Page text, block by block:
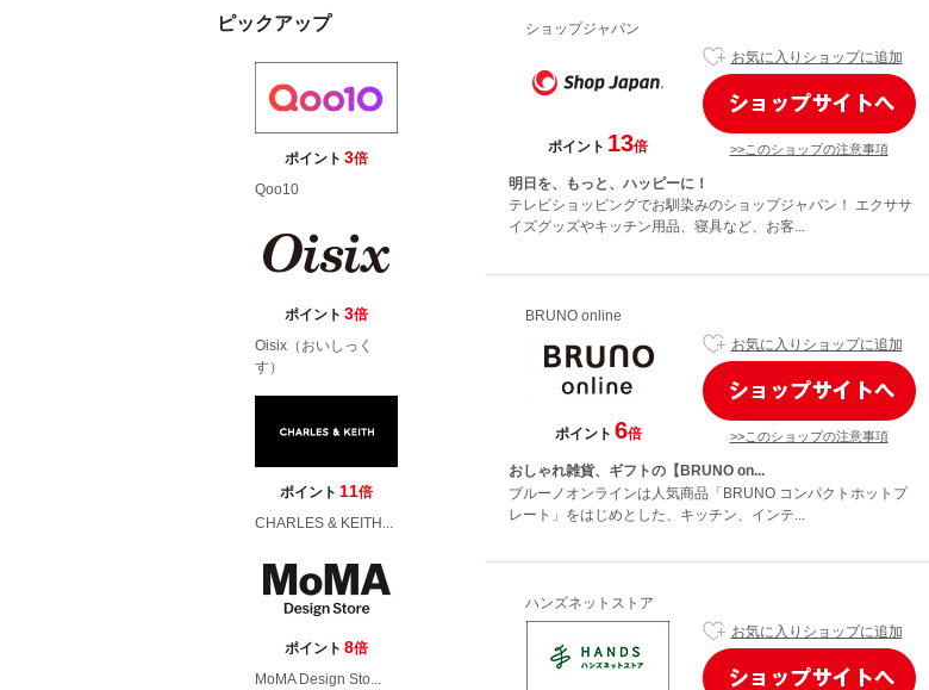
ピックアップ
ポイント 3倍
Qoo10
ポイント 3倍
Oisix（おいしっく
す）
ポイント 11倍
CHARLES & KEITH...
ポイント 8倍
MoMA Design Sto...
ショップジャパン
ポイント 13倍
お気に入りショップに追加
>>このショップの注意事項
明日を、もっと、ハッピーに！
テレビショッピングでお馴染みのショップジャパン！ エクササ
イズグッズやキッチン用品、寝具など、お客...
BRUNO online
ポイント 6倍
お気に入りショップに追加
>>このショップの注意事項
おしゃれ雑貨、ギフトの【BRUNO on...
ブルーノオンラインは人気商品「BRUNO コンパクトホットプ
レート」をはじめとした、キッチン、インテ...
ハンズネットストア
お気に入りショップに追加